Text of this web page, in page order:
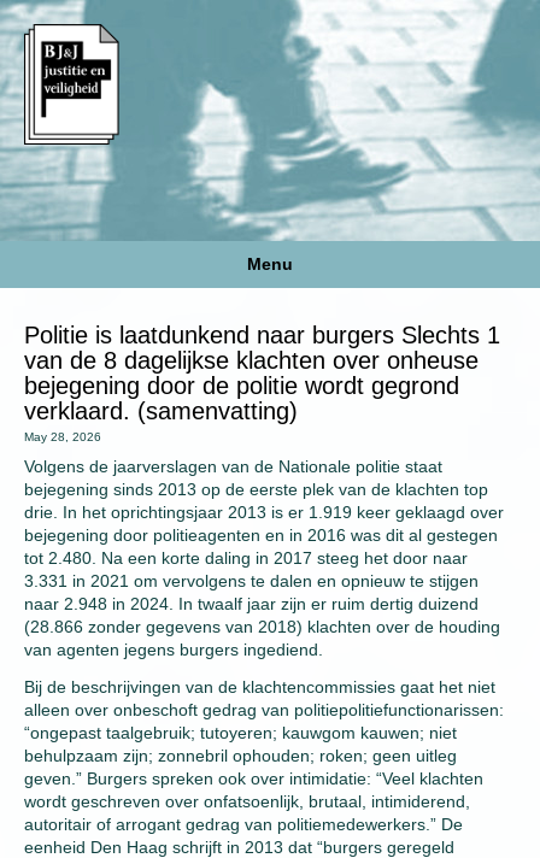
Menu
Politie is laatdunkend naar burgers Slechts 1
van de 8 dagelijkse klachten over onheuse
bejegening door de politie wordt gegrond
verklaard. (samenvatting)
May 28, 2026
Volgens de jaarverslagen van de Nationale politie staat
bejegening sinds 2013 op de eerste plek van de klachten top
drie. In het oprichtingsjaar 2013 is er 1.919 keer geklaagd over
bejegening door politieagenten en in 2016 was dit al gestegen
tot 2.480. Na een korte daling in 2017 steeg het door naar
3.331 in 2021 om vervolgens te dalen en opnieuw te stijgen
naar 2.948 in 2024. In twaalf jaar zijn er ruim dertig duizend
(28.866 zonder gegevens van 2018) klachten over de houding
van agenten jegens burgers ingediend.
Bij de beschrijvingen van de klachtencommissies gaat het niet
alleen over onbeschoft gedrag van politiepolitiefunctionarissen:
“ongepast taalgebruik; tutoyeren; kauwgom kauwen; niet
behulpzaam zijn; zonnebril ophouden; roken; geen uitleg
geven.” Burgers spreken ook over intimidatie: “Veel klachten
wordt geschreven over onfatsoenlijk, brutaal, intimiderend,
autoritair of arrogant gedrag van politiemedewerkers.” De
eenheid Den Haag schrijft in 2013 dat “burgers geregeld